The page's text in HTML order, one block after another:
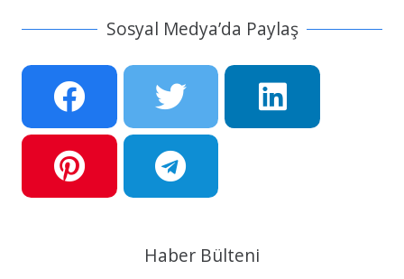
Sosyal Medya’da Paylaş
Haber Bülteni